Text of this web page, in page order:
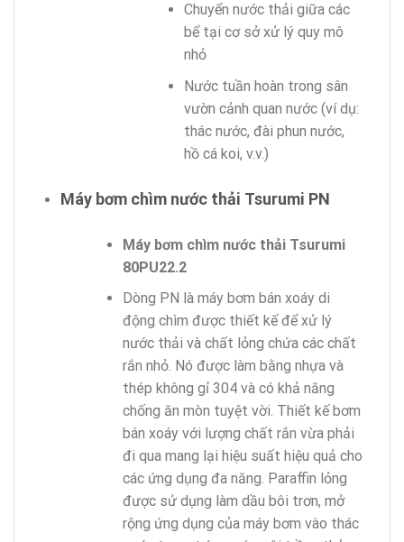
Chuyển nước thải giữa các
bể tại cơ sở xử lý quy mô
nhỏ
Nước tuần hoàn trong sân
vườn cảnh quan nước (ví dụ:
thác nước, đài phun nước,
hồ cá koi, v.v.)
Máy bơm chìm nước thải Tsurumi PN
Máy bơm chìm nước thải Tsurumi
80PU22.2
Dòng PN là máy bơm bán xoáy di
động chìm được thiết kế để xử lý
nước thải và chất lỏng chứa các chất
rắn nhỏ. Nó được làm bằng nhựa và
thép không gỉ 304 và có khả năng
chống ăn mòn tuyệt vời. Thiết kế bơm
bán xoáy với lượng chất rắn vừa phải
đi qua mang lại hiệu suất hiệu quả cho
các ứng dụng đa năng. Paraffin lỏng
được sử dụng làm dầu bôi trơn, mở
rộng ứng dụng của máy bơm vào thác